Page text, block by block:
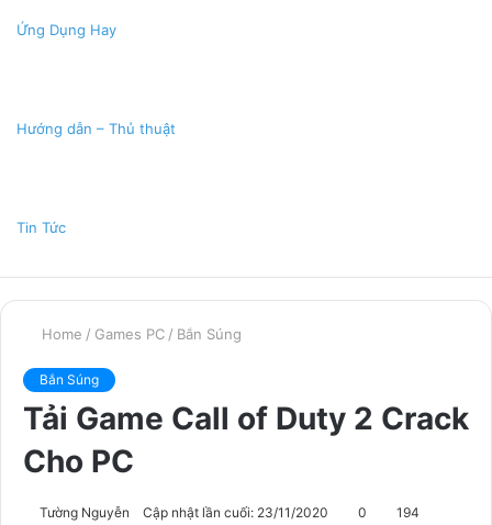
Ứng Dụng Hay
Hướng dẫn – Thủ thuật
Tin Tức
Home / Games PC / Bắn Súng
Bắn Súng
Tải Game Call of Duty 2 Crack
Cho PC
Tường Nguyễn Cập nhật lần cuối: 23/11/2020 0 194